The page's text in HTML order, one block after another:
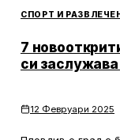
СПОРТ И
7
си
12 Февруари 2025